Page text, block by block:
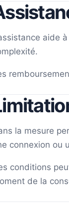
aide
la mesure
connexion ou
conditions
de la